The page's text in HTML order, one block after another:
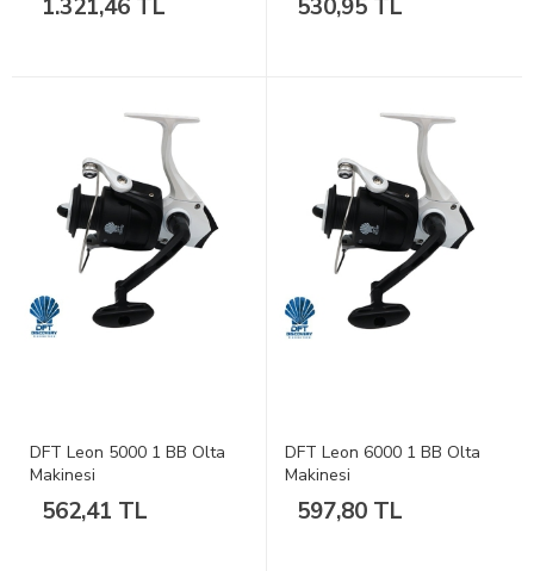
1.321,46 TL 530,95 TL
DFT Leon 5000 1 BB Olta
Makinesi
562,41 TL
DFT Leon 6000 1 BB Olta
Makinesi
597,80 TL